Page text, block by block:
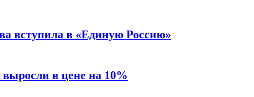
вступила в «Единую Россию»
выросли в цене на 10%